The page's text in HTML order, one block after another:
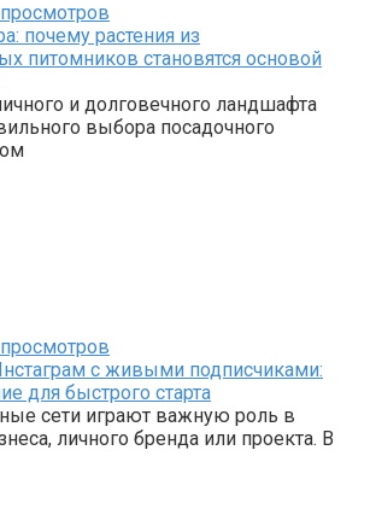
почему растения из
питомников становятся основой
и долговечного ландшафта
выбора посадочного
с живыми подписчиками:
для быстрого старта
сети играют важную роль в
личного бренда или проекта. В